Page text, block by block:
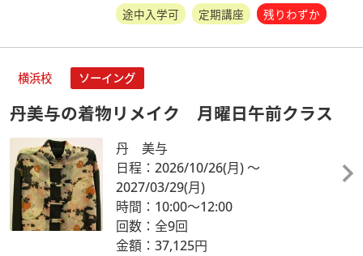
途中入学可 定期講座 残りわずか
横浜校 ソーイング
丹美与の着物リメイク 月曜日午前クラス
丹 美与
日程：2026/10/26(月)～
2027/03/29(月)
時間：10:00～12:00
回数：全9回
金額：37,125円